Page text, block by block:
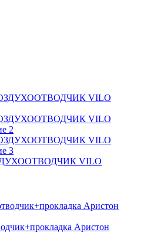
VILO
Аристон